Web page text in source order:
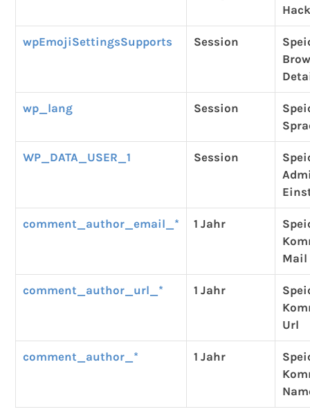
wpEmojiSettingsSupports Session
wp_lang Session
WP_DATA_USER_1 Session
comment_author_email_* 1 Jahr
Mail
comment_author_url_* 1 Jahr
Url
comment_author_* 1 Jahr